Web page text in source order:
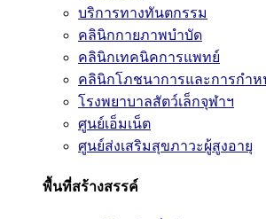
บริการทางทันตกรรม
คลินิกกายภาพบำบัด
คลินิกเทคนิคการแพทย์
คลินิกโภชนาการและการกำห
โรงพยาบาลสัตว์เล็กจุฬาฯ
ศูนย์เอ็มเน็ต
ศูนย์ส่งเสริมสุขภาวะผู้สูงอายุ
พื้นที่สร้างสรรค์